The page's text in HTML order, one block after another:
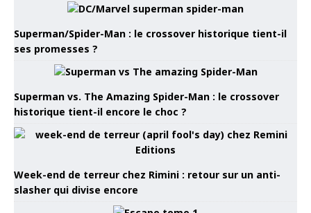
Superman/Spider-Man : le crossover historique tient-il
ses promesses ?
Superman vs. The Amazing Spider-Man : le crossover
historique tient-il encore le choc ?
Week-end de terreur chez Rimini : retour sur un anti-
slasher qui divise encore